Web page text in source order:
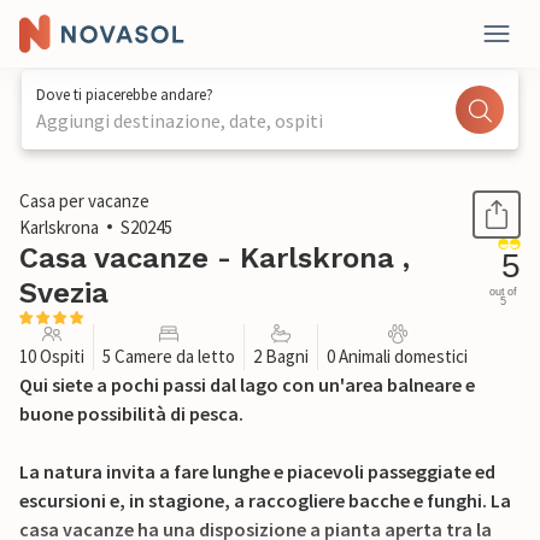
Dove ti piacerebbe andare?
Aggiungi destinazione, date, ospiti
1 / 33
Casa per vacanze
Karlskrona
S20245
Casa vacanze - Karlskrona ,
Svezia
5
out of
5
10 Ospiti 5 Camere da letto 2 Bagni 0 Animali domestici
Qui siete a pochi passi dal lago con un'area balneare e
buone possibilità di pesca.
La natura invita a fare lunghe e piacevoli passeggiate ed
escursioni e, in stagione, a raccogliere bacche e funghi. La
casa vacanze ha una disposizione a pianta aperta tra la